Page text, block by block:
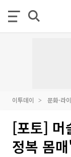
이투데이 문화·라
[포토] 머
정복 몸